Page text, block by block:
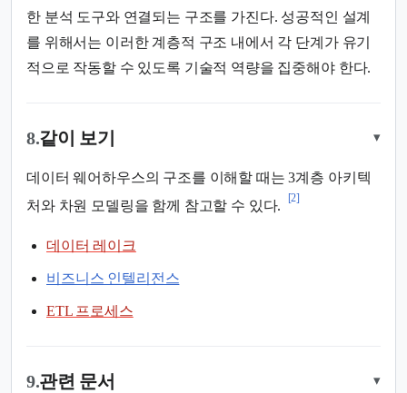
한 분석 도구와 연결되는 구조를 가진다. 성공적인 설계
를 위해서는 이러한 계층적 구조 내에서 각 단계가 유기
적으로 작동할 수 있도록 기술적 역량을 집중해야 한다.
8.같이 보기 ▾
데이터 웨어하우스의 구조를 이해할 때는 3계층 아키텍
처와 차원 모델링을 함께 참고할 수 있다.
[2]
데이터 레이크
비즈니스 인텔리전스
ETL 프로세스
9.관련 문서 ▾